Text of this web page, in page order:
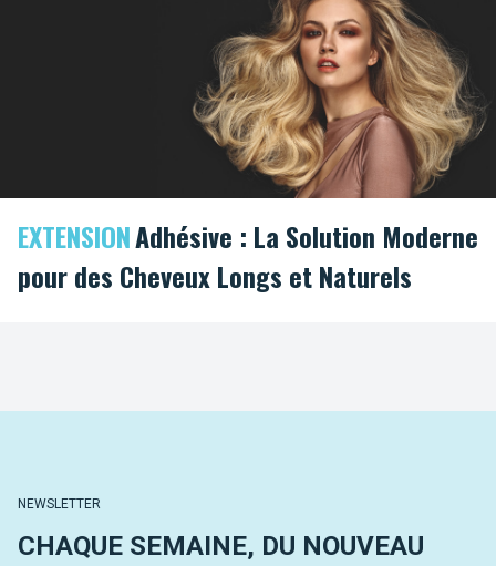
EXTENSIONAdhésive : La Solution Moderne
pour des Cheveux Longs et Naturels
NEWSLETTER
CHAQUE SEMAINE, DU NOUVEAU